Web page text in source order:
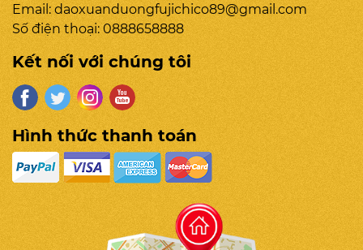
Đây chiếc ghế massage chuyên biệt với bi lăn
Email: daoxuanduongfujichico89@gmail.com
Số điện thoại: 0888658888
Kết nối với chúng tôi
Hình thức thanh toán